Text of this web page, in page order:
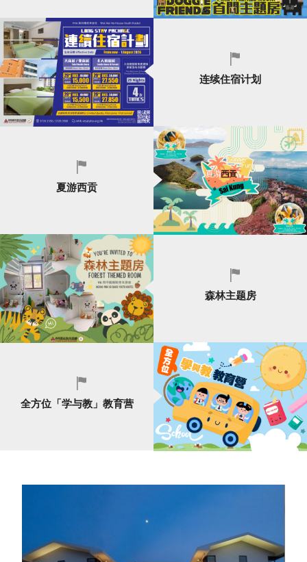
连续住宿计划
夏游西贡
森林主题房
全方位「学与教」教育营